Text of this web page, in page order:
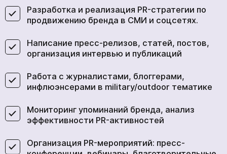
Разработка и реализация PR-стратегии по
продвижению бренда в СМИ и соцсетях.
Написание пресс-релизов, статей, постов,
организация интервью и публикаций
Работа с журналистами, блоггерами,
инфлюэнсерами в military/outdoor тематике
Мониторинг упоминаний бренда, анализ
эффективности PR-активностей
Организация PR-мероприятий: пресс-